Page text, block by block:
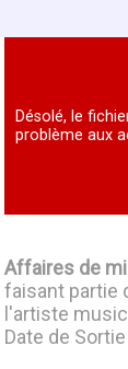
Désolé, le
problème aux
Affaires de
faisant partie
l'artiste
Date de Sortie